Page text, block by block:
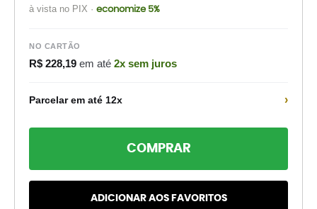
à vista no PIX · economize 5%
NO CARTÃO
R$ 228,19 em até 2x sem juros
Parcelar em até 12x ›
COMPRAR
ADICIONAR AOS FAVORITOS